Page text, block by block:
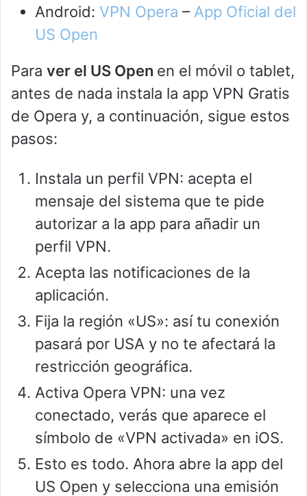
Android: VPN Opera – App Oficial del
US Open
Para ver el US Open en el móvil o tablet,
antes de nada instala la app VPN Gratis
de Opera y, a continuación, sigue estos
pasos:
Instala un perfil VPN: acepta el
mensaje del sistema que te pide
autorizar a la app para añadir un
perfil VPN.
Acepta las notificaciones de la
aplicación.
Fija la región «US»: así tu conexión
pasará por USA y no te afectará la
restricción geográfica.
Activa Opera VPN: una vez
conectado, verás que aparece el
símbolo de «VPN activada» en iOS.
Esto es todo. Ahora abre la app del
US Open y selecciona una emisión